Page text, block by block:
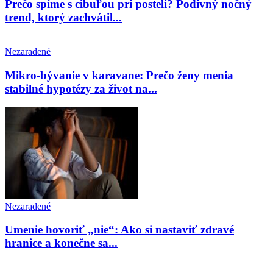
Prečo spíme s cibuľou pri posteli? Podivný nočný
trend, ktorý zachvátil...
Nezaradené
Mikro-bývanie v karavane: Prečo ženy menia
stabilné hypotézy za život na...
Nezaradené
Umenie hovoriť „nie“: Ako si nastaviť zdravé
hranice a konečne sa...